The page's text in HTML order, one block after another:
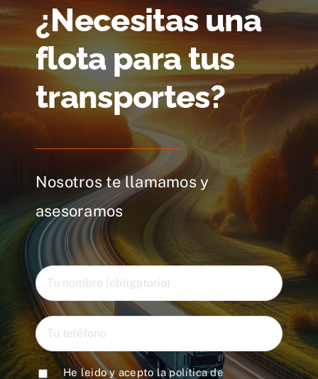
¿Necesitas una
flota para tus
transportes?
Nosotros te llamamos y
asesoramos
He leido y acepto lapolítica de